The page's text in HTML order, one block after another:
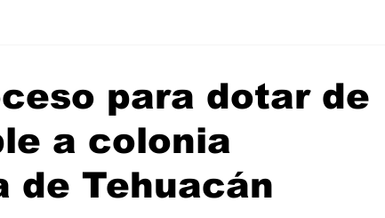
para dotar de
a colonia
de Tehuacán